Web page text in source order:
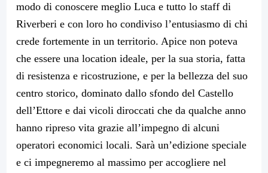
modo di conoscere meglio Luca e tutto lo staff di
Riverberi e con loro ho condiviso l’entusiasmo di chi
crede fortemente in un territorio. Apice non poteva
che essere una location ideale, per la sua storia, fatta
di resistenza e ricostruzione, e per la bellezza del suo
centro storico, dominato dallo sfondo del Castello
dell’Ettore e dai vicoli diroccati che da qualche anno
hanno ripreso vita grazie all’impegno di alcuni
operatori economici locali. Sarà un’edizione speciale
e ci impegneremo al massimo per accogliere nel